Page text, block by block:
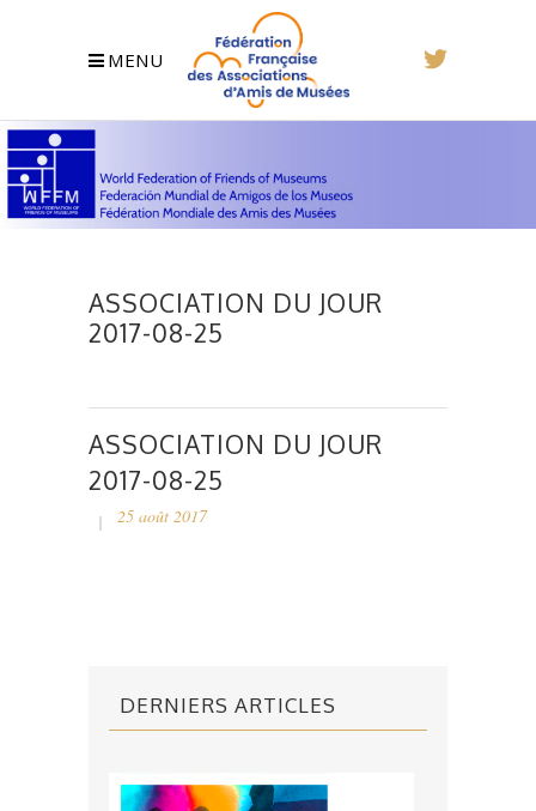
MENU
ASSOCIATION DU JOUR
2017-08-25
ASSOCIATION DU JOUR
2017-08-25
25 août 2017
DERNIERS ARTICLES